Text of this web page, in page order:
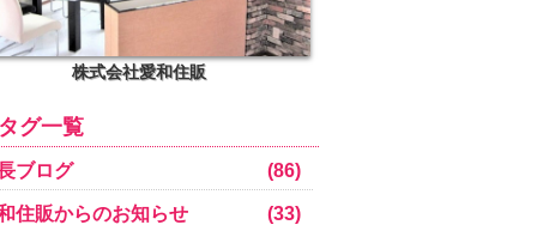
株式会社愛和住販
タグ一覧
ブログ (86)
住販からのお知らせ (33)